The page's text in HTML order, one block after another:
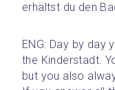
erhältst du den
ENG: Day by day
the Kinderstadt.
but you also